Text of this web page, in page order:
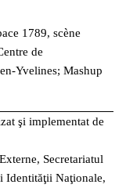
1789, scène
de
Yvelines; Mashup
şi implementat de
Secretariatul
Identităţii Naţionale,